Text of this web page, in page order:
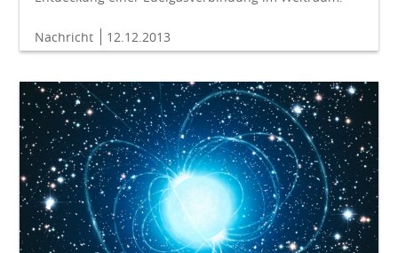
Nachricht 12.12.2013